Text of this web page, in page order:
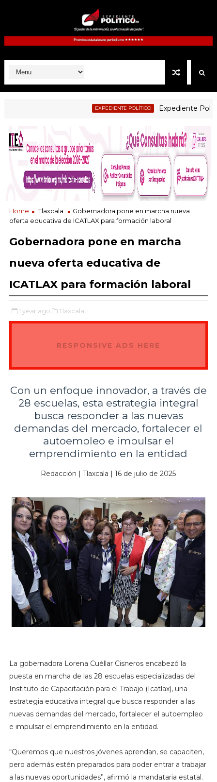
EXPEDIENTE POLÍTICO Expediente
Home Tlaxcala
Gobernadora pone en marcha nueva
oferta educativa de ICATLAX para formación laboral
Gobernadora pone en marcha
nueva oferta educativa de
ICATLAX para formación laboral
1 year ago Tlaxcala,
RESPONSIVE ADS HERE
Con un enfoque innovador, a través de
28 escuelas, esta estrategia integral
busca responder a las nuevas
demandas del mercado, fortalecer el
autoempleo e impulsar el
emprendimiento en la entidad
Redacción | Tlaxcala | 16 de julio de 2025
La gobernadora Lorena Cuéllar Cisneros encabezó la
puesta en marcha de las 28 escuelas especializadas del
Instituto de Capacitación para el Trabajo (Icatlax), una
estrategia educativa integral que busca responder a las
nuevas demandas del mercado, fortalecer el autoempleo
e impulsar el emprendimiento en la entidad.
“Queremos que nuestros jóvenes aprendan, se capaciten,
pero además estén preparados para poder entrar a trabajar
a las nuevas oportunidades”, afirmó la mandataria estatal.